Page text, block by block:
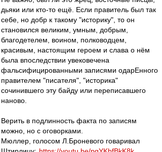
дьяки или кто-то ещё. Если правитель был так
себе, но добр к такому "историку", то он
становился великим, умным, добрым,
благодетелем, воином, полководцем,
красивым, настоящим героем и слава о нём
была впоследствии увековечена
фальсифицированными записями одарЕнного
правителем "писателя", "историка"
сочинившего эту байду или переписавшего
наново.
Верить в подлинность факта по записям
можно, но с оговорками.
Мюллер, голосом Л.Броневого говаривал